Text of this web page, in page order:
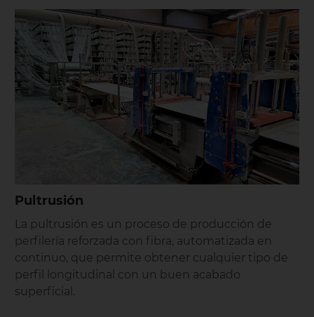
Pultrusión
La pultrusión es un proceso de producción de
perfilería reforzada con fibra, automatizada en
continuo, que permite obtener cualquier tipo de
perfil longitudinal con un buen acabado
superficial.